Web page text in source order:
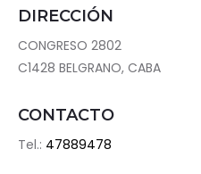
DIRECCIÓN
CONGRESO 2802
C1428 BELGRANO, CABA
CONTACTO
Tel.: 47889478